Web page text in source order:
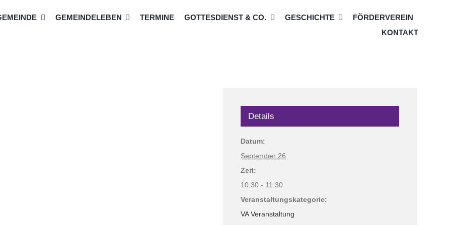
GEMEINDELEBEN TERMINE GOTTESDIENST & CO. GESCHICHTE
FÖRDERVEREIN
KONTAKT
Details
Datum:
September 26
Zeit:
10:30 - 11:30
Veranstaltungskategorie:
VA Veranstaltung